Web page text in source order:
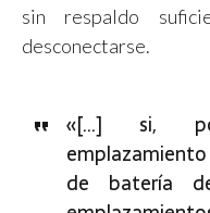
sin respaldo
desconectarse.
«[…] si,
de batería